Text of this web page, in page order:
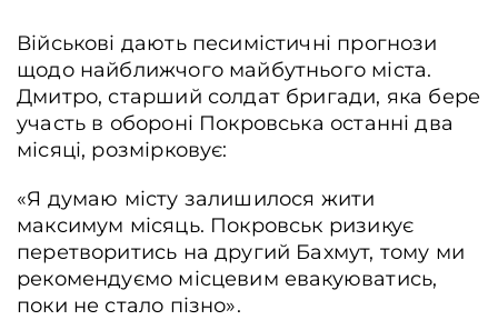
Військові дають песимістичні прогнози
щодо найближчого майбутнього міста.
Дмитро, старший солдат бригади, яка бере
участь в обороні Покровська останні два
місяці, розмірковує:
«Я думаю місту залишилося жити
максимум місяць. Покровськ ризикує
перетворитись на другий Бахмут, тому ми
рекомендуємо місцевим евакуюватись,
поки не стало пізно».